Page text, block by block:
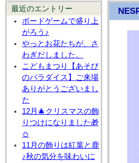
最近のエントリー
ボードゲームで盛り上
がろう♪
やっとお花たちが、さ
わぎだしました。
こどもまつり【あそび
のパラダイス】ご来場
ありがとうございまし
た
12月🎄クリスマスの飾
りつけになりました🎁
⛄
11月の飾りは紅葉と鹿
♪秋の気分を味わいに